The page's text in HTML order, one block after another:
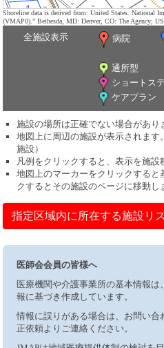
Shoreline data is derived from: United States. National
(VMAP0)." Bethesda, MD: Denver, CO: The Agency;
全施設表示 病院
通所型
ショートス
ケアプラン
施設の場所は正確でない場合があり
地図上に周辺の施設が表示されま
施設）
凡例をクリックすると、表示を施設
地図上のマーカーをクリックする
クするとその施設のページに移動し
指定区域内に所在する施設リ
医師会会員の皆様へ
医療機関や介護事業所の基本情報
報に基づき作成しています。
情報に誤りがある場合は、お問い
正依頼よりご連絡ください。